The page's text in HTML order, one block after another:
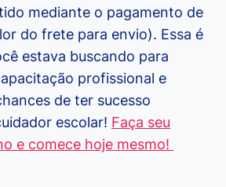
mediante o pagamento de
do frete para envio). Essa é
estava buscando para
profissional e
de ter sucesso
escolar! Faça seu
e comece hoje mesmo!